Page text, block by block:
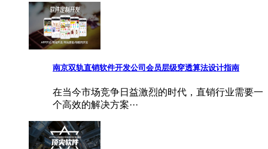
南京双轨直销软件开发公司会员层级穿透算法设计指南
在当今市场竞争日益激烈的时代，直销行业需要一
个高效的解决方案···